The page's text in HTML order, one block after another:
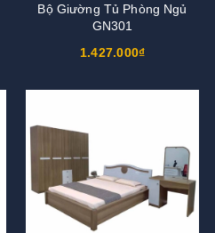
Bộ Giường Tủ Phòng Ngủ
GN301
1.427.000₫